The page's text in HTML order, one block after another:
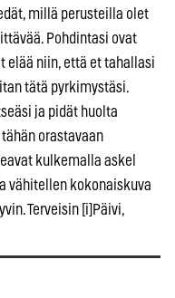
millä perusteilla olet
Pohdintasi ovat
elää niin, että et tahallasi
tätä pyrkimystäsi.
ja pidät huolta
orastavaan
kulkemalla askel
vähitellen kokonaiskuva
Terveisin [i]Päivi,